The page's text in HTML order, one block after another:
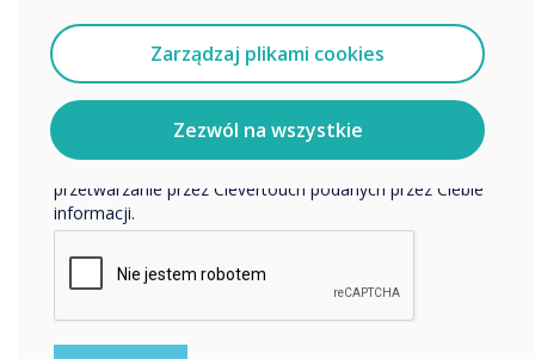
BYOM with this Clever accessory
Zarządzaj plikami cookies
Zezwól na wszystkie
Clevertouch.
Aby uzyskać informacje o tym, jak gromadzimy i
wykorzystujemy Twoje dane osobowe, odwiedź naszą
politykę prywatności.
Klikając Wyślij, wyrażasz zgodę na przechowywanie i
przetwarzanie przez Clevertouch podanych przez Ciebie
informacji.